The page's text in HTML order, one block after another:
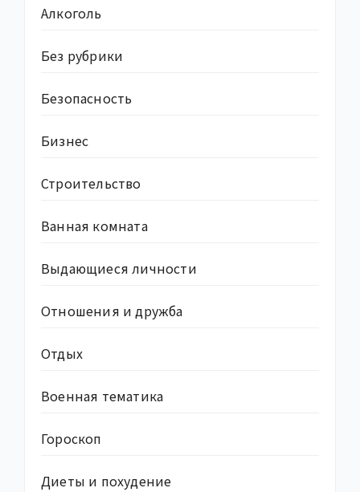
Алкоголь
Без рубрики
Безопасность
Бизнес
Строительство
Ванная комната
Выдающиеся личности
Отношения и дружба
Отдых
Военная тематика
Гороскоп
Диеты и похудение